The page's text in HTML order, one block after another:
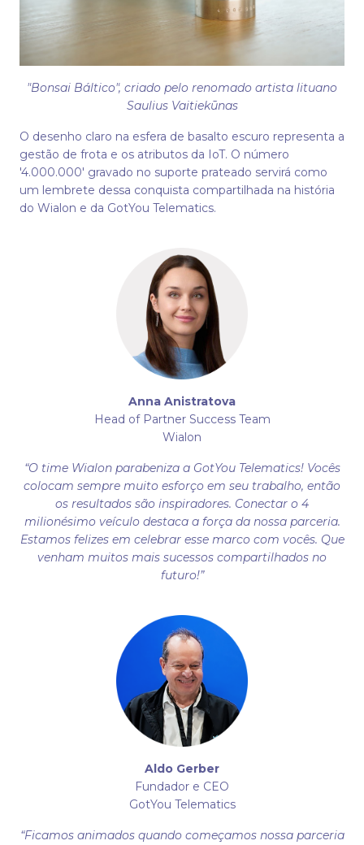
"Bonsai Báltico", criado pelo renomado artista lituano
Saulius Vaitiekūnas
O desenho claro na esfera de basalto escuro representa a
gestão de frota e os atributos da IoT. O número
'4.000.000' gravado no suporte prateado servirá como
um lembrete dessa conquista compartilhada na história
do Wialon e da GotYou Telematics.
Anna Anistratova
Head of Partner Success Team
Wialon
“O time Wialon parabeniza a GotYou Telematics! Vocês
colocam sempre muito esforço em seu trabalho, então
os resultados são inspiradores. Conectar o 4
milionésimo veículo destaca a força da nossa parceria.
Estamos felizes em celebrar esse marco com vocês. Que
venham muitos mais sucessos compartilhados no
futuro!”
Aldo Gerber
Fundador e CEO
GotYou Telematics
“Ficamos animados quando começamos nossa parceria